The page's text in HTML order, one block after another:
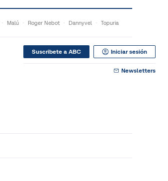
Malú Roger Nebot Dannyvel Topuria
Suscribete a ABC Iniciar sesión
Newsletters